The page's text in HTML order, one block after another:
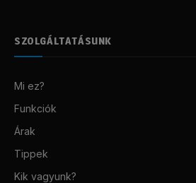
SZOLGÁLTATÁSUNK
Mi ez?
Funkciók
Árak
Tippek
Kik vagyunk?